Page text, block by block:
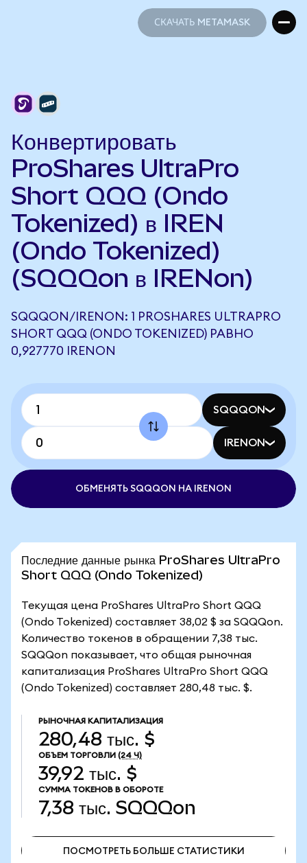
СКАЧАТЬ METAMASK
Конвертировать
ProShares UltraPro
Short QQQ (Ondo
Tokenized) в IREN
(Ondo Tokenized)
(SQQQon в IRENon)
SQQQON/IRENON: 1 PROSHARES ULTRAPRO
SHORT QQQ (ONDO TOKENIZED) РАВНО
0,927770 IRENON
SQQQON
IRENON
ОБМЕНЯТЬ SQQQON НА IRENON
Последние данные рынка ProShares UltraPro
Short QQQ (Ondo Tokenized)
Текущая цена ProShares UltraPro Short QQQ
(Ondo Tokenized) составляет 38,02 $ за SQQQon.
Количество токенов в обращении 7,38 тыс.
SQQQon показывает, что общая рыночная
капитализация ProShares UltraPro Short QQQ
(Ondo Tokenized) составляет 280,48 тыс. $.
РЫНОЧНАЯ КАПИТАЛИЗАЦИЯ
280,48 тыс. $
ОБЪЕМ ТОРГОВЛИ (24 Ч)
39,92 тыс. $
СУММА ТОКЕНОВ В ОБОРОТЕ
7,38 тыс. SQQQon
ПОСМОТРЕТЬ БОЛЬШЕ СТАТИСТИКИ